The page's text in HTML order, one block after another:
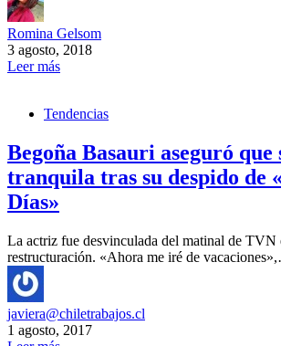
Romina Gelsom
3 agosto, 2018
Leer más
Tendencias
Begoña Basauri aseguró que
tranquila tras su despido de
Días»
La actriz fue desvinculada del matinal de TVN
restructuración. «Ahora me iré de
javiera@chiletrabajos.cl
1 agosto, 2017